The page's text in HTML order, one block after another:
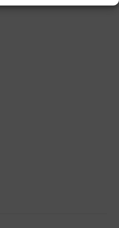
25,95 €18,00 €.